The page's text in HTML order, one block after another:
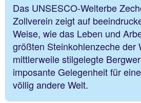
Das UNSESCO-Welterbe
Zollverein zeigt auf
Weise, wie das Leben und
größten Steinkohlenzeche der
mittlerweile stilgelegte
imposante Gelegenheit für
völlig andere Welt.